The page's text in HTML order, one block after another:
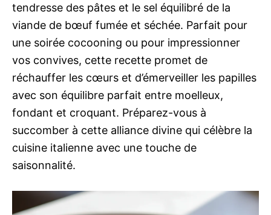
tendresse des pâtes et le sel équilibré de la
viande de bœuf fumée et séchée. Parfait pour
une soirée cocooning ou pour impressionner
vos convives, cette recette promet de
réchauffer les cœurs et d’émerveiller les papilles
avec son équilibre parfait entre moelleux,
fondant et croquant. Préparez-vous à
succomber à cette alliance divine qui célèbre la
cuisine italienne avec une touche de
saisonnalité.